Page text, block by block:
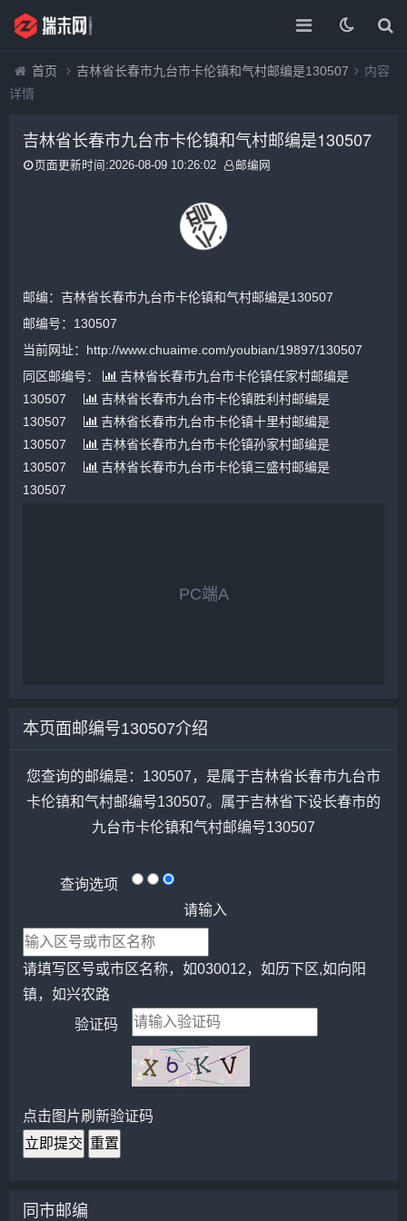
首页 吉林省长春市九台市卡伦镇和气村邮编是130507
内容
详情
吉林省长春市九台市卡伦镇和气村邮编是130507
页面更新时间:2026-08-09 10:26:02 邮编网
邮编：吉林省长春市九台市卡伦镇和气村邮编是130507
邮编号：130507
当前网址：http://www.chuaime.com/youbian/19897/130507
同区邮编号：
吉林省长春市九台市卡伦镇任家村邮编是
130507
吉林省长春市九台市卡伦镇胜利村邮编是
130507
吉林省长春市九台市卡伦镇十里村邮编是
130507
吉林省长春市九台市卡伦镇孙家村邮编是
130507
吉林省长春市九台市卡伦镇三盛村邮编是
130507
PC端A
本页面邮编号130507介绍
您查询的邮编是：130507，是属于吉林省长春市九台市
卡伦镇和气村邮编号130507。属于吉林省下设长春市的
九台市卡伦镇和气村邮编号130507
查询选项
请输入
请填写区号或市区名称，如030012，如历下区,如向阳
镇，如兴农路
验证码
点击图片刷新验证码
立即提交 重置
同市邮编